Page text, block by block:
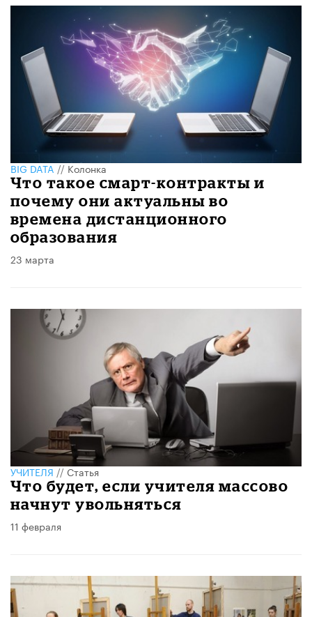
BIG DATA//Колонка
Что такое смарт-контракты и
почему они актуальны во
времена дистанционного
образования
23 марта
УЧИТЕЛЯ//Статья
Что будет, если учителя массово
начнут увольняться
11 февраля